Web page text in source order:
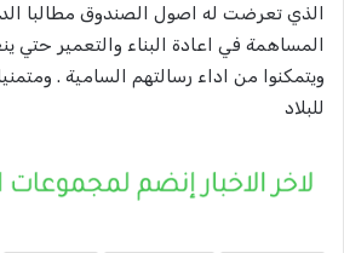
الذي تعرضت له اصول الصندوق مطالبا
المساهمة في اعادة البناء والتعمير حتي
ويتمكنوا من اداء رسالتهم السامية .
للبلاد